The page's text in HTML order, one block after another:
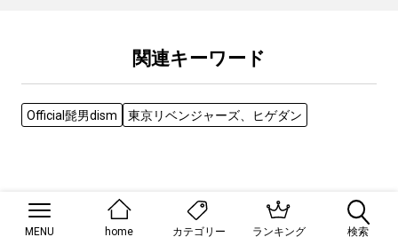
関連キーワード
Official髭男dism 東京リベンジャーズ、ヒゲダン
RELATED NEWS
関連ニュース
MENU home カテゴリー ランキング 検索